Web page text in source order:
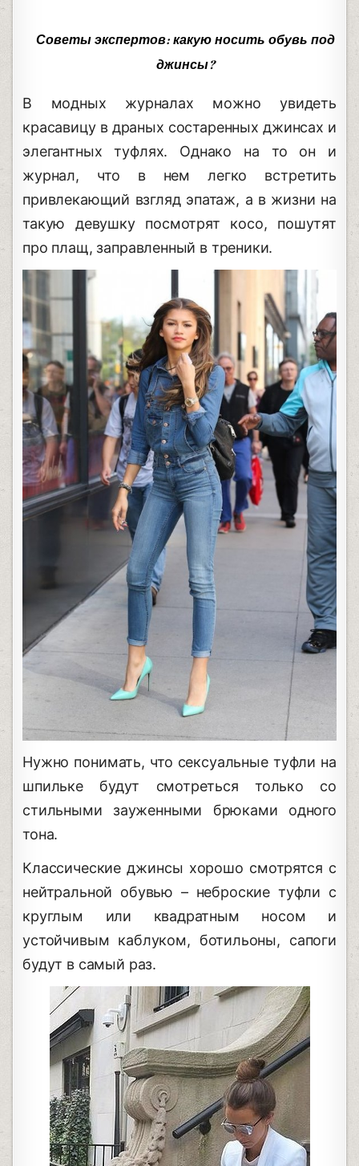
Советы экспертов: какую носить обувь под
джинсы?
В модных журналах можно увидеть
красавицу в драных состаренных джинсах и
элегантных туфлях. Однако на то он и
журнал, что в нем легко встретить
привлекающий взгляд эпатаж, а в жизни на
такую девушку посмотрят косо, пошутят
про плащ, заправленный в треники.
Нужно понимать, что сексуальные туфли на
шпильке будут смотреться только со
стильными зауженными брюками одного
тона.
Классические джинсы хорошо смотрятся с
нейтральной обувью – неброские туфли с
круглым или квадратным носом и
устойчивым каблуком, ботильоны, сапоги
будут в самый раз.